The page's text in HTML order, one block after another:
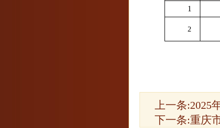
1
2
上一条:2025
下一条:重庆